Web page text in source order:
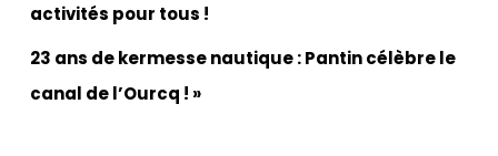
activités pour tous !
23 ans de kermesse nautique : Pantin célèbre le
canal de l’Ourcq ! »